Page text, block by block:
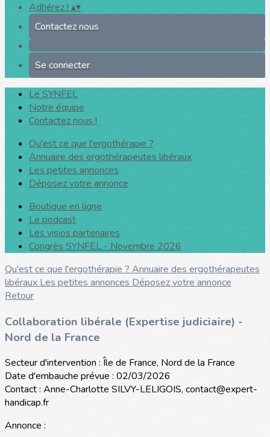
Adhérez ! ▴▾
Contactez nous
Se connecter
Le SYNFEL
Notre équipe
Contactez nous !
Qu'est ce que l'ergothérapie ?
Annuaire des ergothérapeutes libéraux
Les petites annonces
Déposez votre annonce
Boutique en ligne
Le podcast
Les visios partenaires
Congrès SYNFEL - Novembre 2026
Qu'est ce que l'ergothérapie ? Annuaire des ergothérapeutes
libéraux Les petites annonces Déposez votre annonce
Retour
Collaboration libérale (Expertise judiciaire) -
Nord de la France
Secteur d'intervention : Île de France, Nord de la France
Date d'embauche prévue : 02/03/2026
Contact : Anne-Charlotte SILVY-LELIGOIS, contact@expert-
handicap.fr
Annonce :